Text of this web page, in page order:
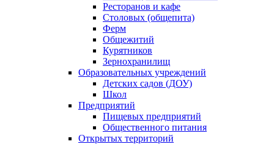
Ресторанов и кафе
Столовых (общепита)
Ферм
Общежитий
Курятников
Зернохранилищ
Образовательных учреждений
Детских садов (ДОУ)
Школ
Предприятий
Пищевых предприятий
Общественного питания
Открытых территорий